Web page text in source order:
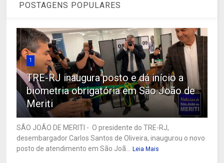
POSTAGENS POPULARES
1
TRE-RJ inaugura posto e dá início a
biometria obrigatória em São João de
Meriti
SÃO JOÃO DE MERITI - O presidente do TRE-RJ,
desembargador Carlos Santos de Oliveira, inaugurou o novo
posto de atendimento em São Joã... Leia Mais